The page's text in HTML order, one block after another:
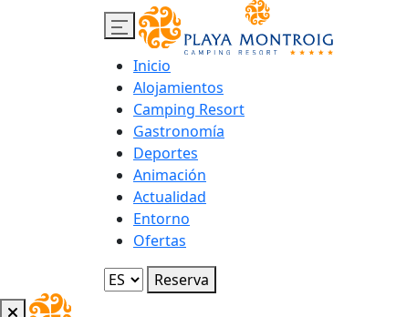
Inicio
Alojamientos
Camping Resort
Gastronomía
Deportes
Animación
Actualidad
Entorno
Ofertas
Reserva